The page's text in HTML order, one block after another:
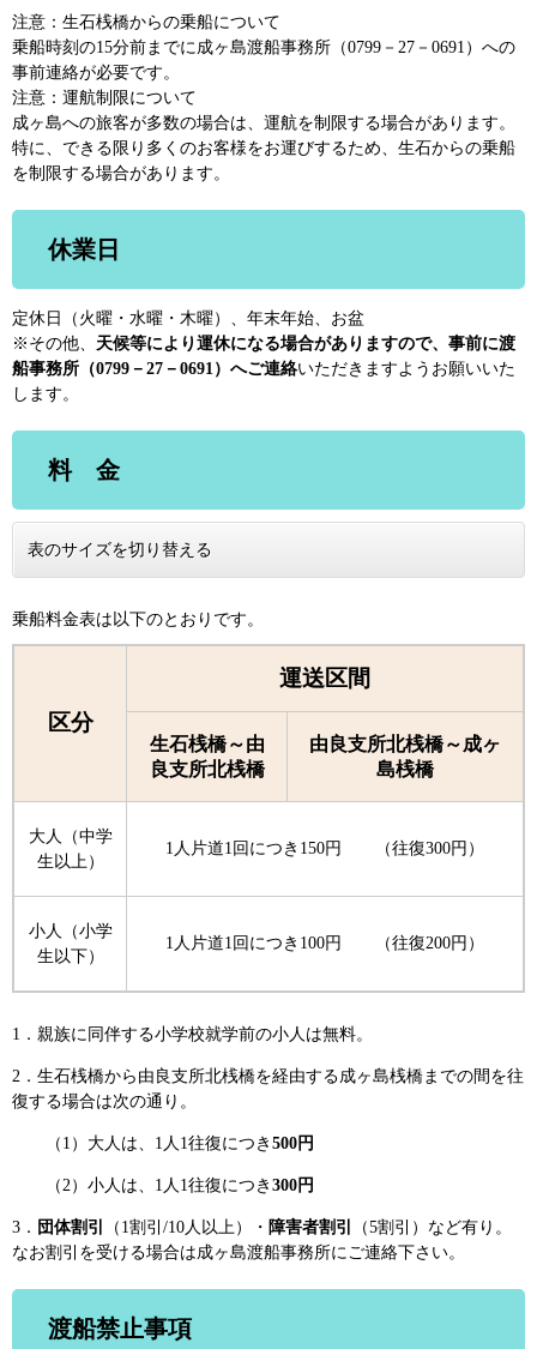
注意：生石桟橋からの乗船について
乗船時刻の15分前までに成ヶ島渡船事務所（0799－27－0691）への
事前連絡が必要です。
注意：運航制限について
成ヶ島への旅客が多数の場合は、運航を制限する場合があります。
特に、できる限り多くのお客様をお運びするため、生石からの乗船
を制限する場合があります。
休業日
定休日（火曜・水曜・木曜）、年末年始、お盆
​※その他、 天候等により運休になる場合がありますので、事前に渡
船事務所（0799－27－0691 ）へご連絡いただきますようお願いいた
します。
料 金
表のサイズを切り替える
乗船料金表は以下のとおりです。
区分
運送区間
生石桟橋～由
良支所北桟橋
由良支所北桟橋～成ヶ
島桟橋
大人（中学
生以上）
1人片道1回につき150円 （往復300円）
小人（小学
生以下）
1人片道1回につき100円 （往復200円）
1．親族に同伴する小学校就学前の小人は無料。
2．生石桟橋から由良支所北桟橋を経由する成ヶ島桟橋までの間を往
復する場合は次の通り。
（1）大人は、1人1往復につき 500円
（2）小人は、1人1往復につき 300円
3． 団体割引 （1割引/10人以上）・ 障害者割引
（5割引）など有り。
なお割引を受ける場合は成ヶ島渡船事務所にご連絡下さい。
渡船禁止事項